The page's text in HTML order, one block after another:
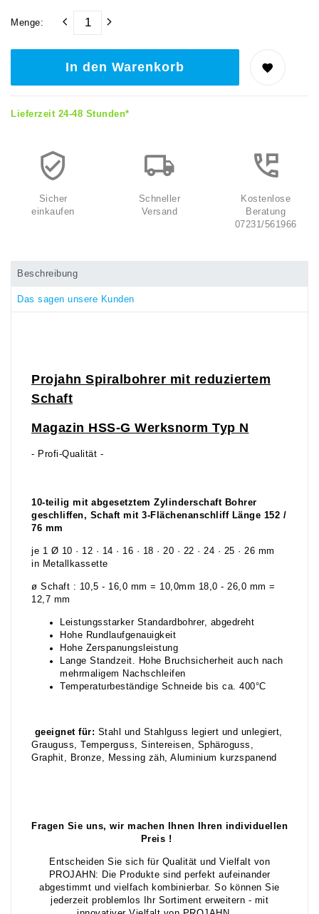
Menge:
In den Warenkorb
Lieferzeit 24-48 Stunden*
Sicher
einkaufen
Schneller
Versand
Kostenlose
Beratung
07231/561966
Beschreibung
Das sagen unsere Kunden
Projahn Spiralbohrer mit reduziertem
Schaft
Magazin HSS-G Werksnorm Typ N
- Profi-Qualität -
10-teilig mit abgesetztem Zylinderschaft Bohrer
geschliffen, Schaft mit 3-Flächenanschliff Länge 152 /
76 mm
je 1 Ø 10 · 12 · 14 · 16 · 18 · 20 · 22 · 24 · 25 · 26 mm
in Metallkassette
ø Schaft : 10,5 - 16,0 mm = 10,0mm 18,0 - 26,0 mm =
12,7 mm
Leistungsstarker Standardbohrer, abgedreht
Hohe Rundlaufgenauigkeit
Hohe Zerspanungsleistung
Lange Standzeit. Hohe Bruchsicherheit auch nach
mehrmaligem Nachschleifen
Temperaturbeständige Schneide bis ca. 400°C
geeignet für: Stahl und Stahlguss legiert und unlegiert,
Grauguss, Temperguss, Sintereisen, Sphäroguss,
Graphit, Bronze, Messing zäh, Aluminium kurzspanend
Fragen Sie uns, wir machen Ihnen Ihren individuellen
Preis !
Entscheiden Sie sich für Qualität und Vielfalt von
PROJAHN: Die Produkte sind perfekt aufeinander
abgestimmt und vielfach kombinierbar. So können Sie
jederzeit problemlos Ihr Sortiment erweitern - mit